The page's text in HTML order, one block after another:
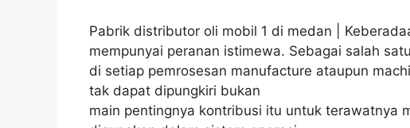
Pabrik distributor oli mobil 1 di medan |
mempunyai peranan istimewa. Sebagai salah
di setiap pemrosesan manufacture ataupun
tak dapat dipungkiri bukan
main pentingnya kontribusi itu untuk terawatnya